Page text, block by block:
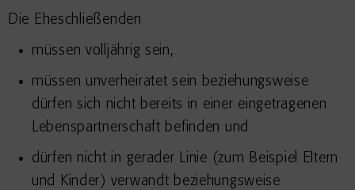
Die Eheschließenden
müssen volljährig sein,
müssen unverheiratet sein beziehungsweise
dürfen sich nicht bereits in einer eingetragenen
Lebenspartnerschaft befinden und
dürfen nicht in gerader Linie (zum Beispiel Eltern
und Kinder) verwandt beziehungsweise